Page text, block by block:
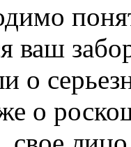
ваш
о
о